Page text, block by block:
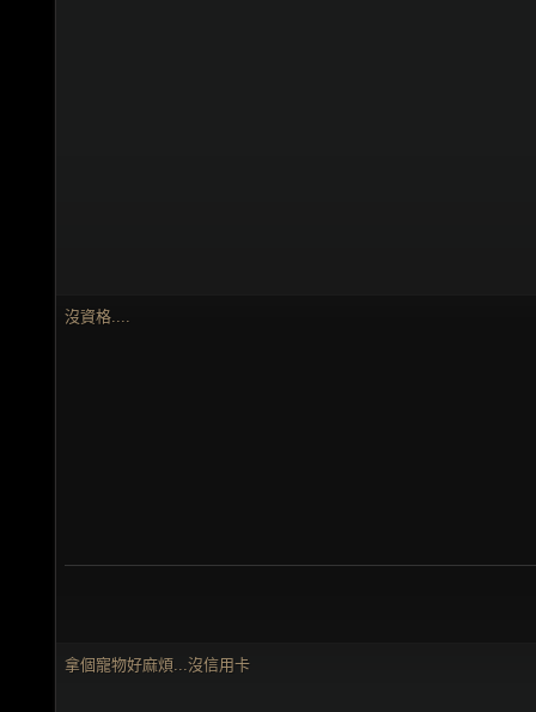
沒資格....
拿個寵物好麻煩...沒信用卡